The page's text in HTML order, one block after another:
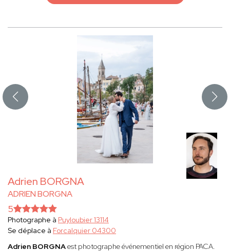
Adrien BORGNA
ADRIEN BORGNA
5
Photographe à Puyloubier 13114
Se déplace à Forcalquier 04300
Adrien BORGNAest photographe événementiel en région PACA.